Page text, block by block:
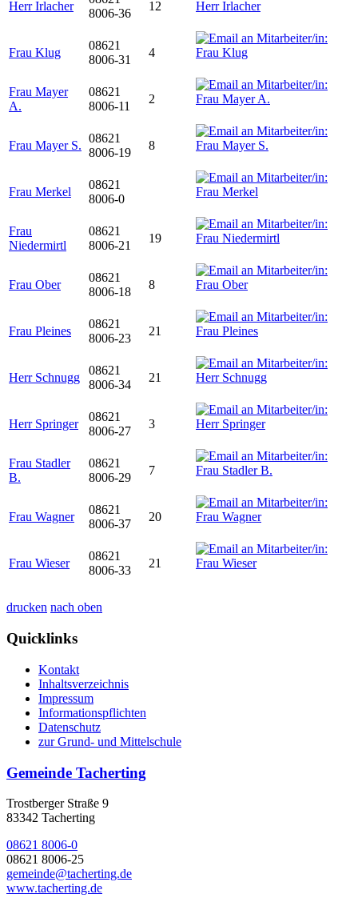
Herr Irlacher
8006-36
12
Frau Klug
08621
8006-31
4
Frau Mayer
A.
08621
8006-11
2
Frau Mayer S.
08621
8006-19
8
Frau Merkel
08621
8006-0
Frau
Niedermirtl
08621
8006-21
19
Frau Ober
08621
8006-18
8
Frau Pleines
08621
8006-23
21
Herr Schnugg
08621
8006-34
21
Herr Springer
08621
8006-27
3
Frau Stadler
B.
08621
8006-29
7
Frau Wagner
08621
8006-37
20
Frau Wieser
08621
8006-33
21
drucken nach oben
Quicklinks
Kontakt
Inhaltsverzeichnis
Impressum
Informationspflichten
Datenschutz
zur Grund- und Mittelschule
Gemeinde Tacherting
Trostberger Straße 9
83342 Tacherting
08621 8006-0
08621 8006-25
gemeinde@tacherting.de
www.tacherting.de